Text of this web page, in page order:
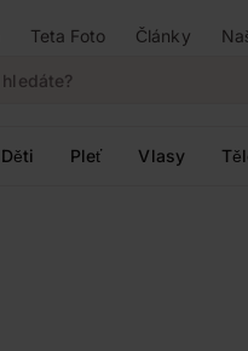
Teta Foto Články
Děti Pleť Vlasy